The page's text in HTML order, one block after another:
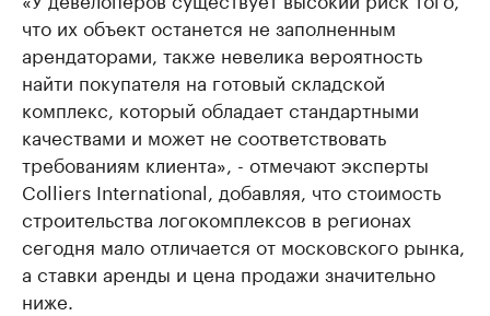
что их объект останется не заполненным
арендаторами, также невелика вероятность
найти покупателя на готовый складской
комплекс, который обладает стандартными
качествами и может не соответствовать
требованиям клиента», - отмечают эксперты
Colliers International, добавляя, что стоимость
строительства логокомплексов в регионах
сегодня мало отличается от московского рынка,
а ставки аренды и цена продажи значительно
ниже.